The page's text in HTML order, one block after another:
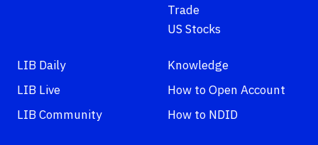
Trade
US Stocks
LIB Daily
LIB Live
LIB Community
Knowledge
How to Open Account
How to NDID